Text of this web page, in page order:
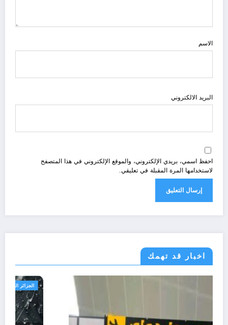
الاسم
البريد الالكتروني
احفظ اسمي، بريدي الإلكتروني، والموقع الإلكتروني في هذا المتصفح
لاستخدامها المرة المقبلة في تعليقي.
اخبار قد تهمك